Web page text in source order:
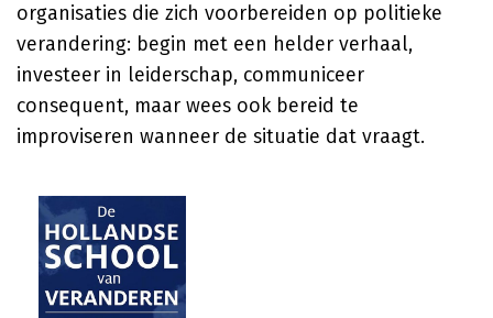
organisaties die zich voorbereiden op politieke
verandering: begin met een helder verhaal,
investeer in leiderschap, communiceer
consequent, maar wees ook bereid te
improviseren wanneer de situatie dat vraagt.